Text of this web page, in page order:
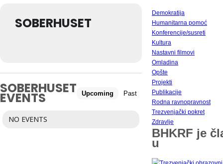
SOBERHUSET
SOBERHUSET
EVENTS Upcoming Past
NO EVENTS
Demokratija
Humanitarna pomoć
Konferencije/susreti
Kultura
Nastavni filmovi
Omladina
Opšte
Projekti
Publikacije
Rodna ravnopravnost
Trezvenjački pokret
Zdravlje
BHKRF je
u